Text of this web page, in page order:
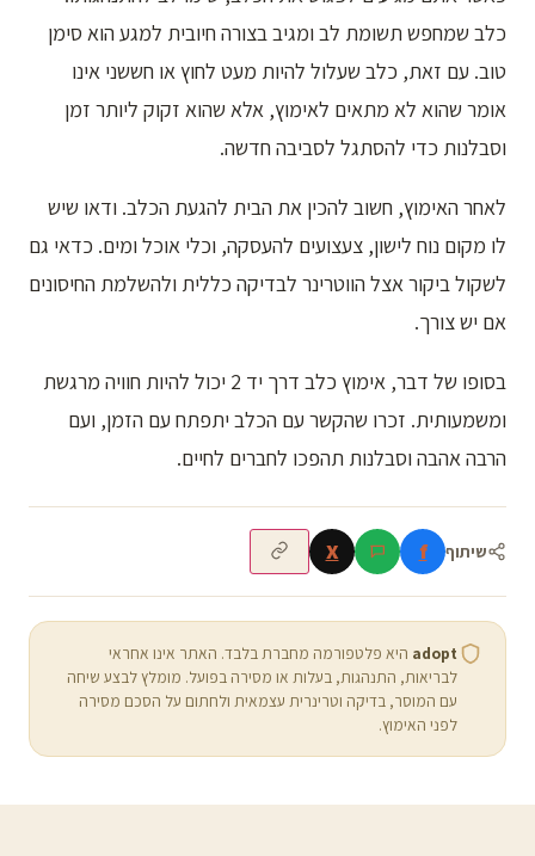
כלב שמחפש תשומת לב ומגיב בצורה חיובית למגע הוא סימן
טוב. עם זאת, כלב שעלול להיות מעט לחוץ או חששני אינו
אומר שהוא לא מתאים לאימוץ, אלא שהוא זקוק ליותר זמן
וסבלנות כדי להסתגל לסביבה חדשה.
לאחר האימוץ, חשוב להכין את הבית להגעת הכלב. ודאו שיש
לו מקום נוח לישון, צעצועים להעסקה, וכלי אוכל ומים. כדאי גם
לשקול ביקור אצל הווטרינר לבדיקה כללית ולהשלמת החיסונים
אם יש צורך.
בסופו של דבר, אימוץ כלב דרך יד 2 יכול להיות חוויה מרגשת
ומשמעותית. זכרו שהקשר עם הכלב יתפתח עם הזמן, ועם
הרבה אהבה וסבלנות תהפכו לחברים לחיים.
שיתוף f
X
adopt היא פלטפורמה מחברת בלבד. האתר אינו אחראי
לבריאות, התנהגות, בעלות או מסירה בפועל. מומלץ לבצע שיחה
עם המוסר, בדיקה וטרינרית עצמאית ולחתום על הסכם מסירה
לפני האימוץ.